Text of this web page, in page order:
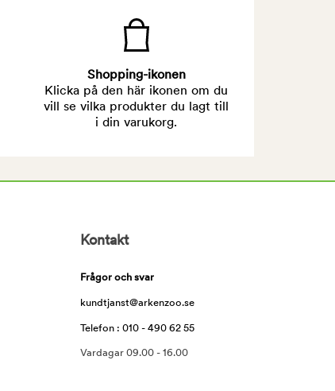
Shopping-ikonen
Klicka på den här ikonen om du
vill se vilka produkter du lagt till
i din varukorg.
Kontakt
Frågor och svar
kundtjanst@arkenzoo.se
Telefon : 010 - 490 62 55
Vardagar 09.00 - 16.00